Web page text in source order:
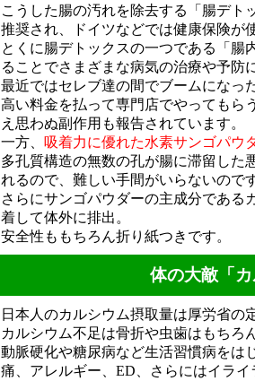
こうした腸の汚れを除去する「腸デト
推奨され、ドイツなどでは健康保険が
とくに腸デトックスの一つである「腸
ることでさまざまな病気の治療や予防
最近ではセレブ達の間でブームになっ
高い料金を払って専門店でやってもら
え思わぬ副作用も報告されています。
一方、 吸着力に優れた水素サンゴパウ
多孔質構造の無数の孔が腸に滞留した
れるので、難しい手間がいらないので
さらにサンゴパウダーの主成分である
着して体外に排出。
安全性ももちろん折り紙つきです。
体の大敵「
日本人のカルシウム摂取量は厚労省の
カルシウム不足は骨折や虫歯はもちろ
動脈硬化や糖尿病など生活習慣病をは
痛、アレルギー、ED、さらにはイラ